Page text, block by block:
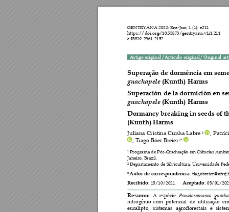
GENTRYANA 2022; Ene-Jun; 1 (1): e211
https://doi.org/10.55873/gentryana.v1i1.211
e-ISSN: 2961-2152
Artigo original / Artículo original / Original
Superação de dormência em
guachapele (Kunth) Harms
Superación de la dormición en
guachapele (Kunth) Harms
Dormancy breaking in seeds of
(Kunth) Harms
Juliana Cristina Cunha Labre 1 ;
; Tiago Böer Breier 2*
1 Programa de Pós-Graduação em Ciências
Janeiro, Brazil.
2 Departamento de Silvicultura, Universidade
*Autor de correspondencia:
Recibido: 15/10/2021 Aceptado: 05/ 01 /
Resumo: A espécie Pseudosamanea g
nitrogênio com potencial de utilização
eucalipto,
sistemas agroflorestais e